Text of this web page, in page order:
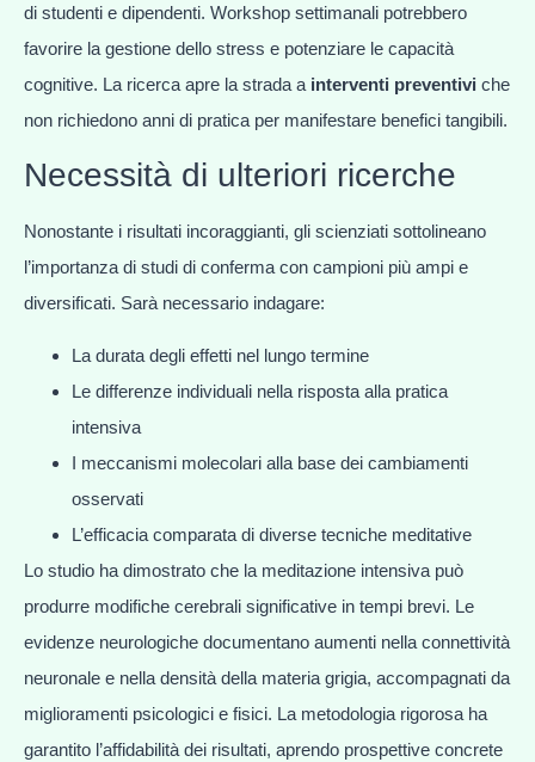
di studenti e dipendenti. Workshop settimanali potrebbero
favorire la gestione dello stress e potenziare le capacità
cognitive. La ricerca apre la strada a interventi preventivi che
non richiedono anni di pratica per manifestare benefici tangibili.
Necessità di ulteriori ricerche
Nonostante i risultati incoraggianti, gli scienziati sottolineano
l’importanza di studi di conferma con campioni più ampi e
diversificati. Sarà necessario indagare:
La durata degli effetti nel lungo termine
Le differenze individuali nella risposta alla pratica
intensiva
I meccanismi molecolari alla base dei cambiamenti
osservati
L’efficacia comparata di diverse tecniche meditative
Lo studio ha dimostrato che la meditazione intensiva può
produrre modifiche cerebrali significative in tempi brevi. Le
evidenze neurologiche documentano aumenti nella connettività
neuronale e nella densità della materia grigia, accompagnati da
miglioramenti psicologici e fisici. La metodologia rigorosa ha
garantito l’affidabilità dei risultati, aprendo prospettive concrete